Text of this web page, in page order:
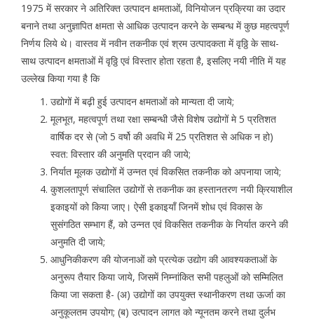
1975 में सरकार ने अतिरिक्त उत्पादन क्षमताओं, विनियोजन प्रक्रिया का उदार
बनाने तथा अनुज्ञापित क्षमता से आधिक उत्पादन करने के सम्बन्ध में कुछ महत्वपूर्ण
निर्णय लिये थे। वास्तव में नवीन तकनीक एवं श्रम उत्पादकता में वृठ्ठि के साथ-
साथ उत्पादन क्षमताओं में वृठ्ठि एवं विस्तार होता रहता है, इसलिए नयी नीति में यह
उल्लेख किया गया है कि
उद्योगों में बढ़ी हुई उत्पादन क्षमताओं को मान्यता दी जाये;
मूलभूत, महत्वपूर्ण तथा रक्षा सम्बन्धी जैसे विशेष उद्योगों मे 5 प्रतिशत
वार्षिक दर से (जो 5 वर्षो की अवधि में 25 प्रतिशत से अधिक न हो)
स्वत: विस्तार की अनुमति प्रदान की जाये;
निर्यात मूलक उद्योगों में उन्नत एवं विकसित तकनीक को अपनाया जाये;
कुशलतापूर्ण संचालित उद्योगों से तकनीक का हस्तानतरण नयी क्रियाशील
इकाइयों को किया जाए। ऐसी इकाइयाँ जिनमें शोध एवं विकास के
सुसंगठित सम्भाग हैं, को उन्नत एवं विकसित तकनीक के निर्यात करने की
अनुमति दी जाये;
आधुनिकीकरण की योजनाओं को प्रत्येक उद्योग की आवश्यकताओं के
अनुरूप तैयार किया जाये, जिसमें निम्नांकित सभी पहलुओं को सम्मिलित
किया जा सकता है- (अ) उद्योगों का उपयुक्त स्थानीकरण तथा ऊर्जा का
अनुकूलतम उपयोग; (ब) उत्पादन लागत को न्यूनतम करने तथा दुर्लभ